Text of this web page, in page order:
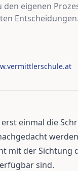
den eigenen
Entscheidungen.
einmal die
mit der Sichtung
sind.